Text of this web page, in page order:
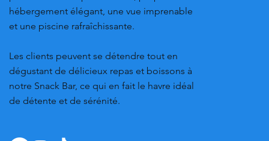
hébergement élégant, une vue imprenable
et une piscine rafraîchissante.
Les clients peuvent se détendre tout en
dégustant de délicieux repas et boissons à
notre Snack Bar, ce qui en fait le havre idéal
de détente et de sérénité.